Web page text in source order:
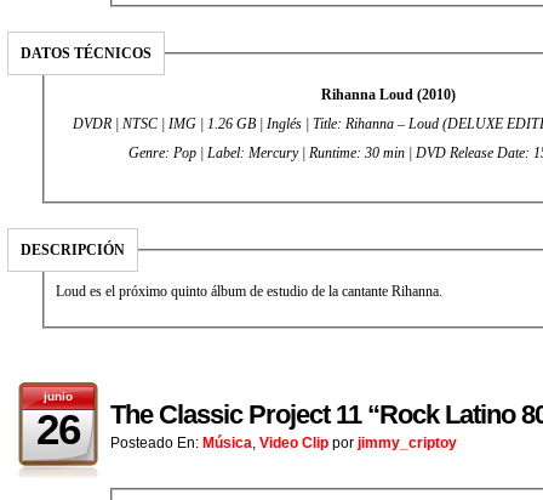
DATOS TÉCNICOS
Rihanna Loud (2010)
DVDR | NTSC | IMG | 1.26 GB | Inglés | Title: Rihanna – Loud (DELUXE
Genre: Pop | Label: Mercury | Runtime: 30 min | DVD Release Date:
DESCRIPCIÓN
Loud es el próximo quinto álbum de estudio de la cantante Rihanna.
junio
26 The Classic Project 11 “Rock Latino
Posteado En: Música, Video Clip por jimmy_criptoy